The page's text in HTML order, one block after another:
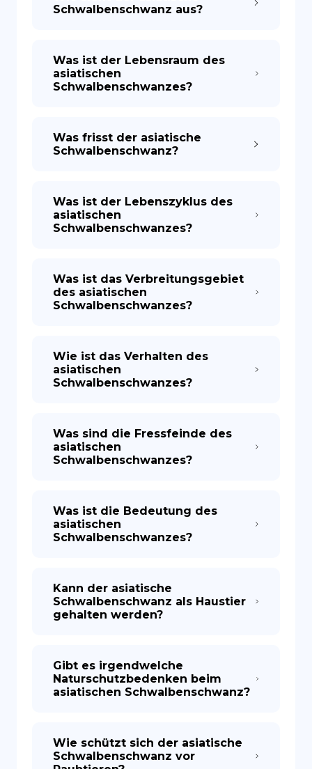
Schwalbenschwanz aus?
Was ist der Lebensraum des
asiatischen
Schwalbenschwanzes?
Was frisst der asiatische
Schwalbenschwanz?
Was ist der Lebenszyklus des
asiatischen
Schwalbenschwanzes?
Was ist das Verbreitungsgebiet
des asiatischen
Schwalbenschwanzes?
Wie ist das Verhalten des
asiatischen
Schwalbenschwanzes?
Was sind die Fressfeinde des
asiatischen
Schwalbenschwanzes?
Was ist die Bedeutung des
asiatischen
Schwalbenschwanzes?
Kann der asiatische
Schwalbenschwanz als Haustier
gehalten werden?
Gibt es irgendwelche
Naturschutzbedenken beim
asiatischen Schwalbenschwanz?
Wie schützt sich der asiatische
Schwalbenschwanz vor